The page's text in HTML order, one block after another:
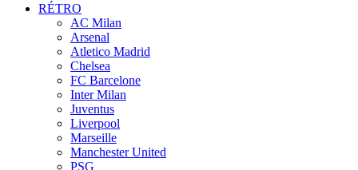
RÉTRO
AC Milan
Arsenal
Atletico Madrid
Chelsea
FC Barcelone
Inter Milan
Juventus
Liverpool
Marseille
Manchester United
PSG